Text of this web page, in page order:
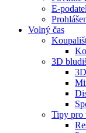
E-
Volný čas
3D
Tipy pro